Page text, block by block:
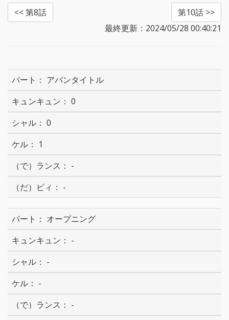
<< 第8話
第10話 >>
最終更新：2024/05/28 00:40:21
アバンタイトル
0
0
1
-
-
オープニング
-
-
-
-